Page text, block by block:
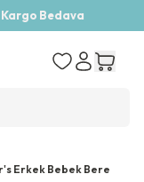
Bedava
Erkek Bebek Bere